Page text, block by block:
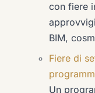
con fiere
BIM,
Fiere di
Un